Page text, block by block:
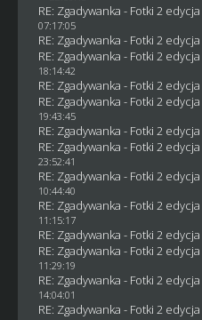
RE: Zgadywanka - Fotki 2 edycja
07:17:05
RE: Zgadywanka - Fotki 2 edycja
RE: Zgadywanka - Fotki 2 edycja
18:14:42
RE: Zgadywanka - Fotki 2 edycja
RE: Zgadywanka - Fotki 2 edycja
19:43:45
RE: Zgadywanka - Fotki 2 edycja
RE: Zgadywanka - Fotki 2 edycja
23:52:41
RE: Zgadywanka - Fotki 2 edycja
10:44:40
RE: Zgadywanka - Fotki 2 edycja
11:15:17
RE: Zgadywanka - Fotki 2 edycja
RE: Zgadywanka - Fotki 2 edycja
11:29:19
RE: Zgadywanka - Fotki 2 edycja
14:04:01
RE: Zgadywanka - Fotki 2 edycja